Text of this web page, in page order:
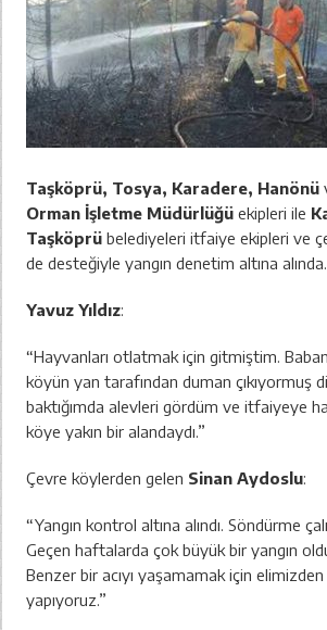
Taşköprü, Tosya, Karadere, Hanönü
Orman İşletme Müdürlüğü ekipleri ile
Taşköprü belediyeleri itfaiye ekipleri ve
de desteğiyle yangın denetim altına alında.
Yavuz Yıldız:
“Hayvanları otlatmak için gitmiştim.
köyün yan tarafından duman çıkıyormuş
baktığımda alevleri gördüm ve itfaiyeye
köye yakın bir alandaydı.”
Çevre köylerden gelen Sinan Aydoslu:
“Yangın kontrol altına alındı. Söndürme
Geçen haftalarda çok büyük bir yangın
Benzer bir acıyı yaşamamak için
yapıyoruz.”